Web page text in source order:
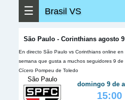
☰ Brasil VS
São Paulo - Corinthians agosto 9
En directo São Paulo vs Corinthians online
semana que gusta a muchos seguidores 9
Cícero Pompeu de Toledo
São Paulo
domingo 9 de
15:00